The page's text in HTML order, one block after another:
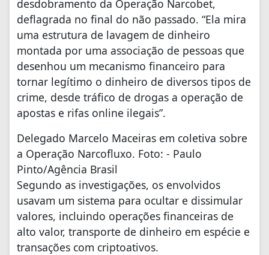
desdobramento da Operação Narcobet,
deflagrada no final do não passado. “Ela mira
uma estrutura de lavagem de dinheiro
montada por uma associação de pessoas que
desenhou um mecanismo financeiro para
tornar legítimo o dinheiro de diversos tipos de
crime, desde tráfico de drogas a operação de
apostas e rifas online ilegais”.
Delegado Marcelo Maceiras em coletiva sobre
a Operação Narcofluxo. Foto: - Paulo
Pinto/Agência Brasil
Segundo as investigações, os envolvidos
usavam um sistema para ocultar e dissimular
valores, incluindo operações financeiras de
alto valor, transporte de dinheiro em espécie e
transações com criptoativos.